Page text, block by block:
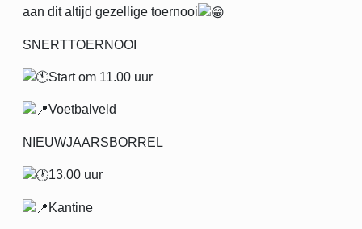
aan dit altijd gezellige toernooi
SNERTTOERNOOI
Start om 11.00 uur
Voetbalveld
NIEUWJAARSBORREL
13.00 uur
Kantine